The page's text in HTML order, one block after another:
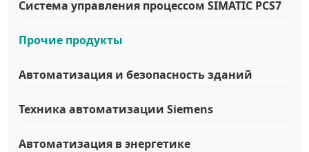
Система управления процессом SIMATIC PCS7
Прочие продукты
Автоматизация и безопасность зданий
Техника автоматизации Siemens
Автоматизация в энергетике